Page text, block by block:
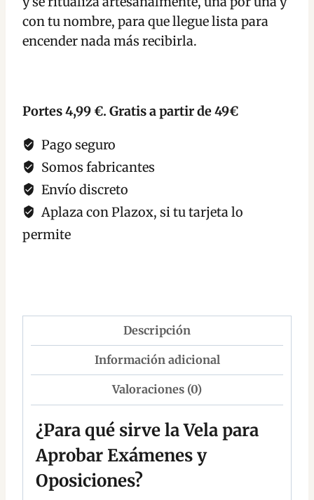
con tu nombre, para que llegue lista para
encender nada más recibirla.
Portes 4,99 €. Gratis a partir de 49€
Pago seguro
Somos fabricantes
Envío discreto
Aplaza con Plazox, si tu tarjeta lo
permite
Descripción
Información adicional
Valoraciones (0)
¿Para qué sirve la Vela para
Aprobar Exámenes y
Oposiciones?